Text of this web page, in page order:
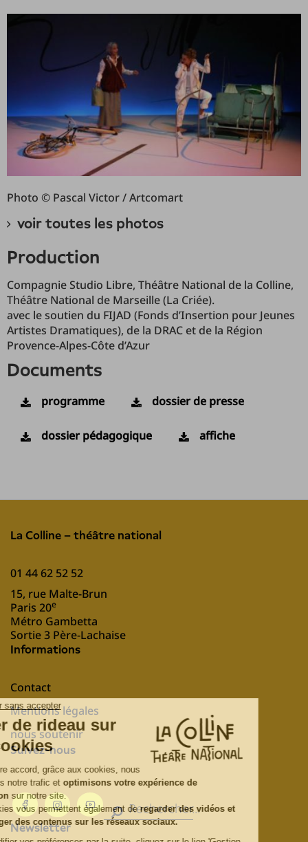
Photo © Pascal Victor / Artcomart
voir toutes les photos
production
Compagnie Studio Libre, Théâtre National de la Colline,
Théâtre National de Marseille (La Criée).
avec le soutien du FIJAD (Fonds d’Insertion pour Jeunes
Artistes Dramatiques), de la DRAC et de la Région
Provence-Alpes-Côte d’Azur
documents
programme dossier de presse
dossier pédagogique affiche
La Colline – théâtre national
01 44 62 52 52
15, rue Malte-Brun
Paris 20e
Métro Gambetta
Sortie 3 Père-Lachaise
Informations
Contact
Mentions légales
nous soutenir
Suivez-nous
Newsletter